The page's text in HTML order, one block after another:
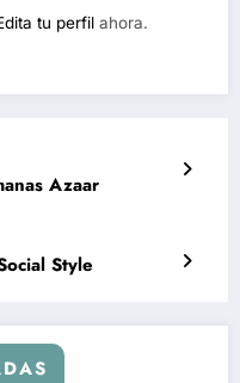
tu perfil ahora.
Azaar
Style